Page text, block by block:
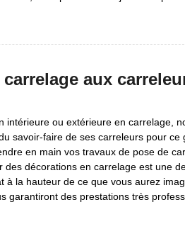
aux
intérieure ou extérieure en carrelage,
savoir-faire de ses carreleurs pour ce
en main vos travaux de pose de
décorations en carrelage est une
la hauteur de ce que vous aurez
garantiront des prestations très